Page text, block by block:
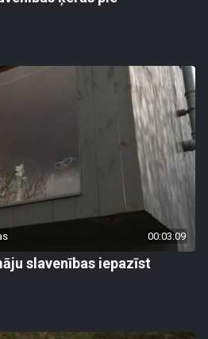
00:03:09
slavenības iepazīst